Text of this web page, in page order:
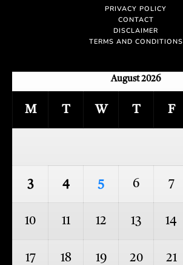
PRIVACY POLICY
CONTACT
DISCLAIMER
TERMS AND CONDITIONS
August 2026
M T W T F
3 4 5 6 7
10 11 12 13 14
17 18 19 20 21